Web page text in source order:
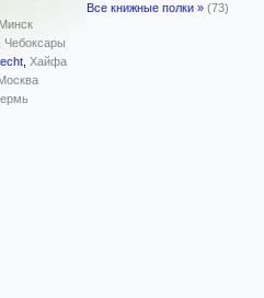
Минск
Чебоксары
, Хайфа
Все книжные полки » (73)